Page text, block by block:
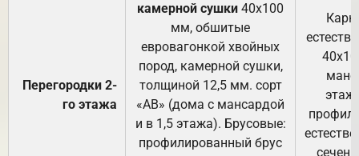
Перегородки 2-
го этажа
камерной сушки 40х100
мм, обшитые
евровагонкой хвойных
пород, камерной сушки,
толщиной 12,5 мм. сорт
«АВ» (дома с мансардой
и в 1,5 этажа). Брусовые:
профилированный брус